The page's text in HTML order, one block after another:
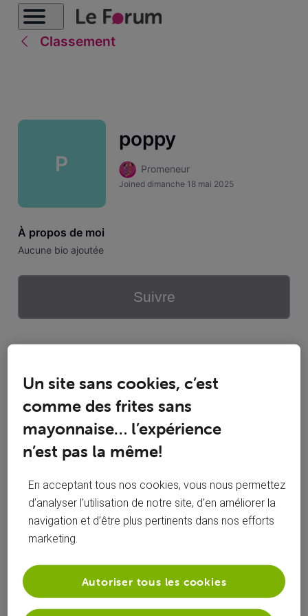
Classement
P
poppy
Promeneur
Joined dimanche 18 mai 2025
À propos de moi
Aucune bio ajoutée
Suivre
0
Mentions J'aime reçues
1
Conversations suivies
1
Publications
Activités de poppy
Toutesles activités
Selected
Un site sans cookies, c’est
comme des frites sans
mayonnaise… l’expérience
n’est pas la même!
En acceptant tous nos cookies, vous nous permettez
d’analyser l’utilisation de notre site, d’en améliorer la
navigation et d’être plus pertinents dans nos efforts
marketing.
Autoriser tous les cookies